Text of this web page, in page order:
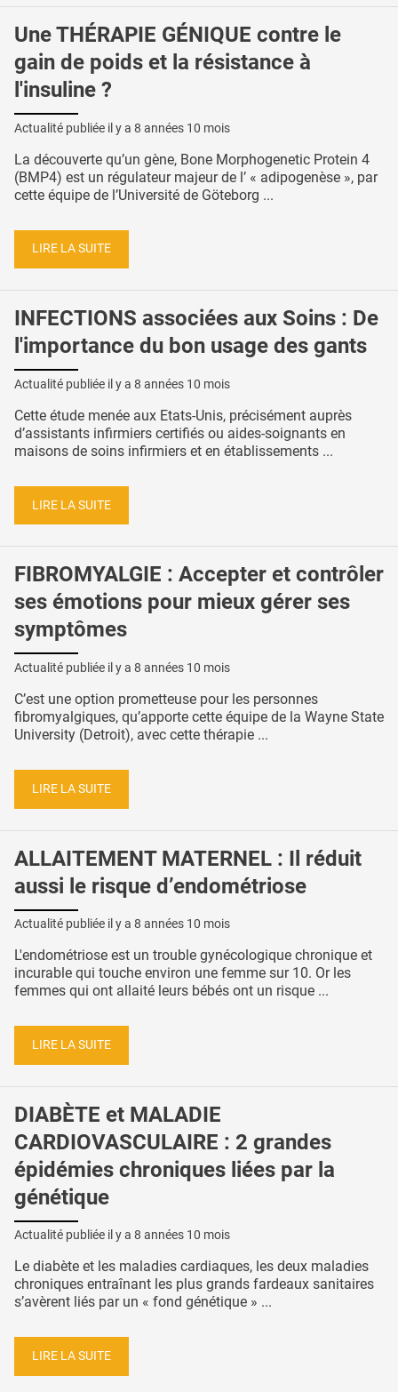
Une THÉRAPIE GÉNIQUE contre le
gain de poids et la résistance à
l'insuline ?
Actualité publiée il y a 8 années 10 mois
La découverte qu’un gène, Bone Morphogenetic Protein 4
(BMP4) est un régulateur majeur de l’ « adipogenèse », par
cette équipe de l’Université de Göteborg ...
LIRE LA SUITE
INFECTIONS associées aux Soins : De
l'importance du bon usage des gants
Actualité publiée il y a 8 années 10 mois
Cette étude menée aux Etats-Unis, précisément auprès
d’assistants infirmiers certifiés ou aides-soignants en
maisons de soins infirmiers et en établissements ...
LIRE LA SUITE
FIBROMYALGIE : Accepter et contrôler
ses émotions pour mieux gérer ses
symptômes
Actualité publiée il y a 8 années 10 mois
C’est une option prometteuse pour les personnes
fibromyalgiques, qu’apporte cette équipe de la Wayne State
University (Detroit), avec cette thérapie ...
LIRE LA SUITE
ALLAITEMENT MATERNEL : Il réduit
aussi le risque d’endométriose
Actualité publiée il y a 8 années 10 mois
L'endométriose est un trouble gynécologique chronique et
incurable qui touche environ une femme sur 10. Or les
femmes qui ont allaité leurs bébés ont un risque ...
LIRE LA SUITE
DIABÈTE et MALADIE
CARDIOVASCULAIRE : 2 grandes
épidémies chroniques liées par la
génétique
Actualité publiée il y a 8 années 10 mois
Le diabète et les maladies cardiaques, les deux maladies
chroniques entraînant les plus grands fardeaux sanitaires
s’avèrent liés par un « fond génétique » ...
LIRE LA SUITE